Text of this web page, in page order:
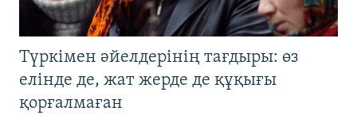
Түркімен әйелдерінің тағдыры: өз
елінде де, жат жерде де құқығы
қорғалмаған